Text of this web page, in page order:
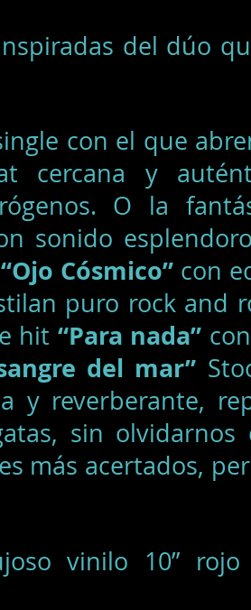
del dúo
con el que
cercana y
O la
sonido
“Ojo Cósmico” con
puro rock and
hit “Para nada”
del mar”
y reverberante,
sin olvidarnos
más acertados,
vinilo 10” rojo